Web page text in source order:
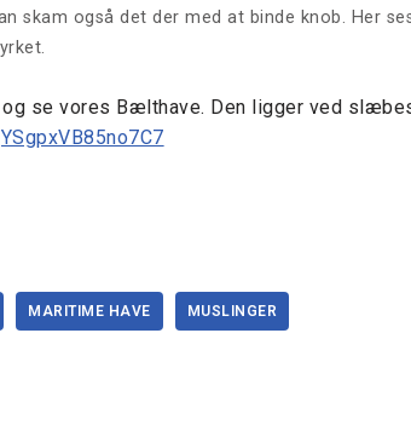
skam også det der med at binde knob. Her
se vores Bælthave. Den ligger ved
MARITIME HAVE MUSLINGER